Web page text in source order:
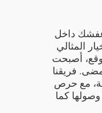
داخل
المثالي
أصبحت
فريقنا
مع حرص
كما